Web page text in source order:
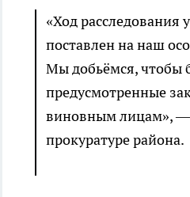
«Ход расследования
поставлен на наш
Мы добьёмся, чтобы
предусмотренные
виновным лицам», —
прокуратуре района.